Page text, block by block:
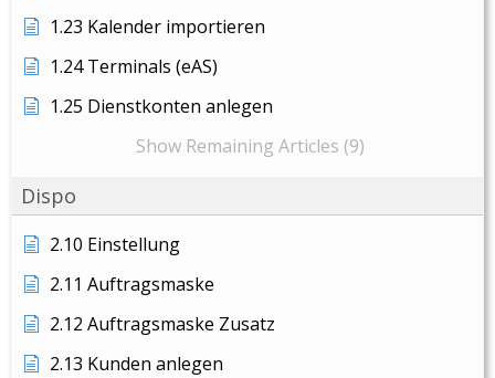
1.23 Kalender importieren
1.24 Terminals (eAS)
1.25 Dienstkonten anlegen
Show Remaining Articles (9)
Dispo
2.10 Einstellung
2.11 Auftragsmaske
2.12 Auftragsmaske Zusatz
2.13 Kunden anlegen